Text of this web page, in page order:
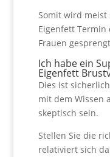
Somit wird meist
Eigenfett
Frauen
Ich habe ein
Eigenfett
Dies ist
mit dem Wissen
skeptisch sein.
Stellen Sie die
relativiert sich